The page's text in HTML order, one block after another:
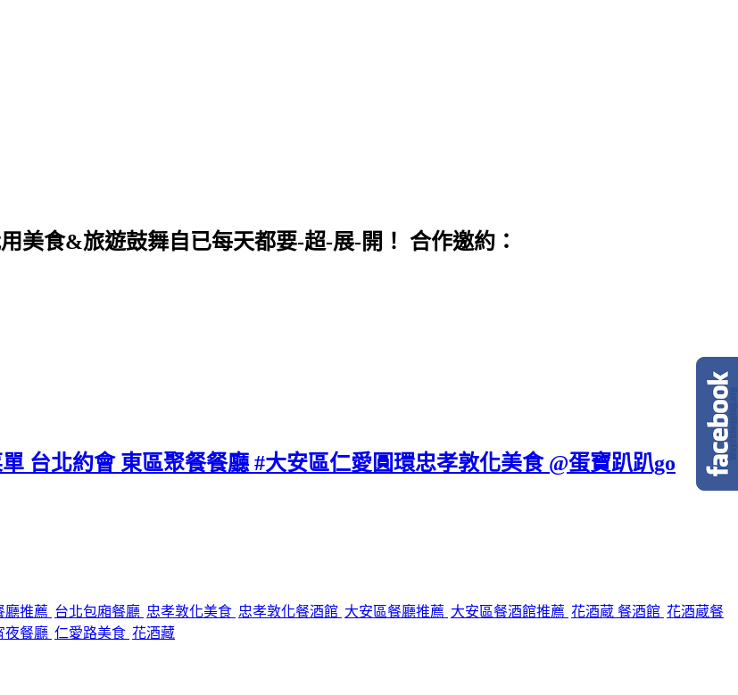
美食&旅遊鼓舞自已每天都要-超-展-開！ 合作邀約：
台北約會 東區聚餐餐廳 #大安區仁愛圓環忠孝敦化美食 @蛋寶趴趴go
廳推薦 台北包廂餐廳 忠孝敦化美食 忠孝敦化餐酒館 大安區餐廳推薦 大安區餐酒館推薦 花酒蔵 餐酒館 花酒蔵餐
夜餐廳 仁愛路美食 花酒藏